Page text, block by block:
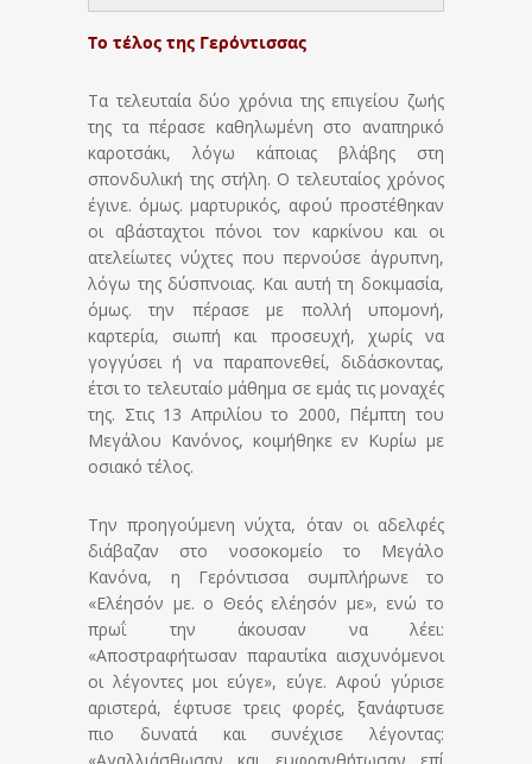
Τo τέλος της Γερόντισσας
Τα τελευταία δύο χρόνια της επιγείου ζωής
της τα πέρασε καθηλωμένη στο αναπηρικό
καροτσάκι, λόγω κάποιας βλάβης στη
σπονδυλική της στήλη. Ο τελευταίος χρόνος
έγινε. όμως. μαρτυρικός, αφού προστέθηκαν
οι αβάσταχτοι πόνοι τον καρκίνου και οι
ατελείωτες νύχτες που περνούσε άγρυπνη,
λόγω της δύσπνοιας. Και αυτή τη δοκιμασία,
όμως. την πέρασε με πολλή υπομονή,
καρτερία, σιωπή και προσευχή, χωρίς να
γογγύσει ή να παραπονεθεί, διδάσκοντας,
έτσι το τελευταίο μάθημα σε εμάς τις μοναχές
της. Στις 13 Απριλίου το 2000, Πέμπτη του
Μεγάλου Κανόνος, κοιμήθηκε εν Κυρίω με
οσιακό τέλος.
Την προηγούμενη νύχτα, όταν οι αδελφές
διάβαζαν στο νοσοκομείο το Μεγάλο
Κανόνα, η Γερόντισσα συμπλήρωνε το
«Ελέησόν με. ο Θεός ελέησόν με», ενώ το
πρωΐ την άκουσαν να λέει:
«Αποστραφήτωσαν παραυτίκα αισχυνόμενοι
οι λέγοντες μοι εύγε», εύγε. Αφού γύρισε
αριστερά, έφτυσε τρεις φορές, ξανάφτυσε
πιο δυνατά και συνέχισε λέγοντας: